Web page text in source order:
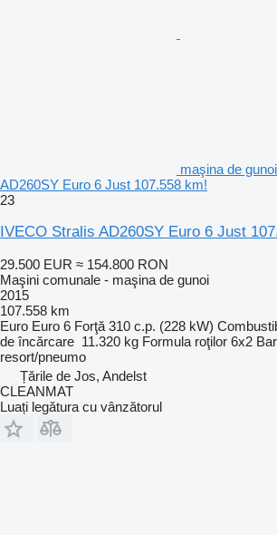
maşina de
AD260SY Euro 6 Just 107.558 km!
23
IVECO Stralis AD260SY Euro 6 Just
29.500 EUR ≈ 154.800 RON
Maşini comunale - maşina de gunoi
2015
107.558 km
Euro Euro 6 Forţă 310 c.p. (228 kW)
de încărcare 11.320 kg Formula roţilor 6x2
resort/pneumo
Țările de Jos, Andelst
CLEANMAT
Luați legătura cu vânzătorul